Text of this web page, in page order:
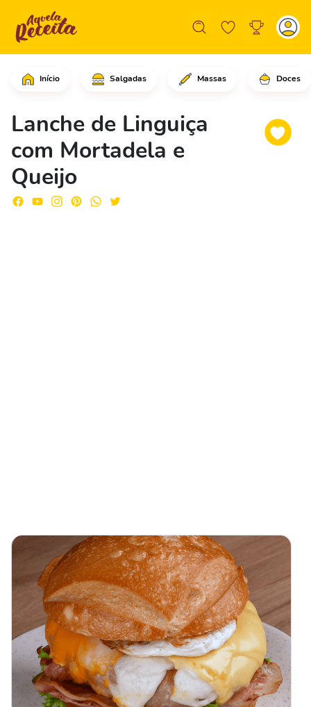
Início Salgadas Massas Doces
Lanche de Linguiça
com Mortadela e
Queijo
Comece adicionando os palitos por